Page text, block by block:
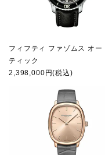
フィフティ ファゾムス オー
ティック
2,398,000円(税込)